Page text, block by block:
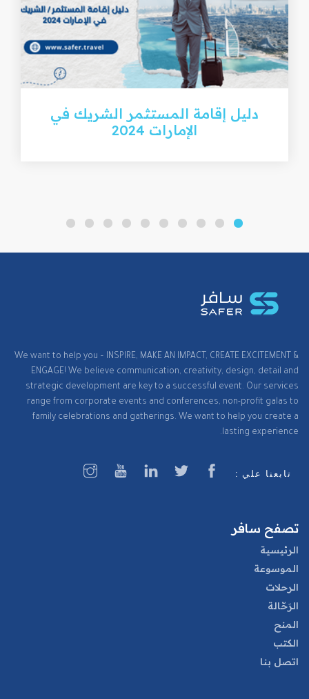
دليل إقامة المستثمر الشريك في
الإمارات 2024
We want to help you – INSPIRE, MAKE AN IMPACT, CREATE EXCITEMENT &
ENGAGE! We believe communication, creativity, design, detail and
strategic development are key to a successful event. Our services
range from corporate events and conferences, non-profit galas to
family celebrations and gatherings. We want to help you create a
lasting experience.
تابعنا علي :
تصفح سافر
الرئيسية
الموسوعة
الرحلات
الرَحّالة
المنح
الكتب
اتصل بنا